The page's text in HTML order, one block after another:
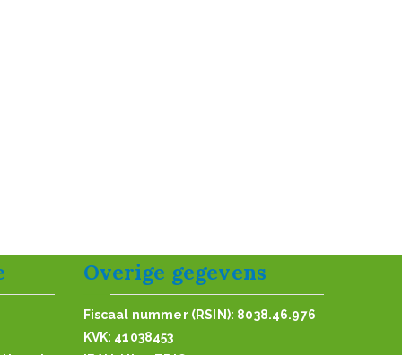
Overige gegevens
Fiscaal nummer (RSIN): 8038.46.976
KVK: 41038453